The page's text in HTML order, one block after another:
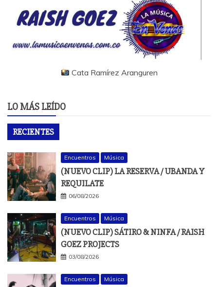
Cata Ramírez Aranguren
LO MÁS LEÍDO
RECIENTES
Encuentros Música
(NUEVO CLIP) LA RESERVA / UBANDA Y
REQUILATE
06/08/2026
Encuentros Música
(NUEVO CLIP) SÁTIRO & NINFA / RAISH
GOEZ PROJECTS
03/08/2026
Encuentros Música